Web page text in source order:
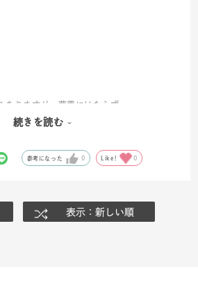
ありますが、華美にはならず、
が爽やかさを演出してくれます。
続きを読む
参考になった 0 Like! 0
表示：新しい順